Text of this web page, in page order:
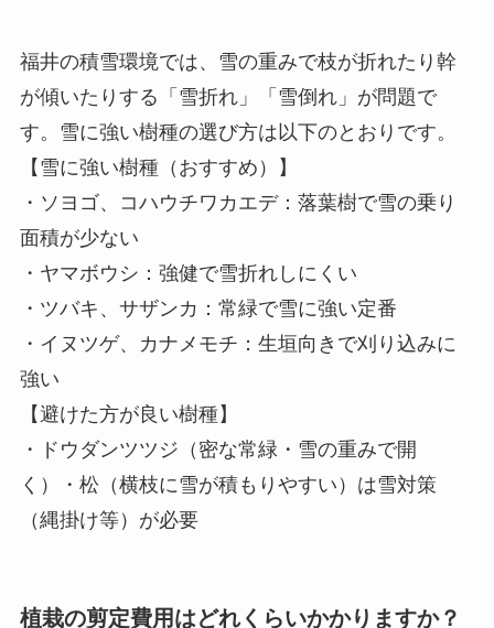
福井の積雪環境では、雪の重みで枝が折れたり幹
が傾いたりする「雪折れ」「雪倒れ」が問題で
す。雪に強い樹種の選び方は以下のとおりです。
【雪に強い樹種（おすすめ）】
・ソヨゴ、コハウチワカエデ：落葉樹で雪の乗り
面積が少ない
・ヤマボウシ：強健で雪折れしにくい
・ツバキ、サザンカ：常緑で雪に強い定番
・イヌツゲ、カナメモチ：生垣向きで刈り込みに
強い
【避けた方が良い樹種】
・ドウダンツツジ（密な常緑・雪の重みで開
く）・松（横枝に雪が積もりやすい）は雪対策
（縄掛け等）が必要
植栽の剪定費用はどれくらいかかりますか？